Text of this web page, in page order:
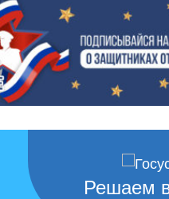
Решаем